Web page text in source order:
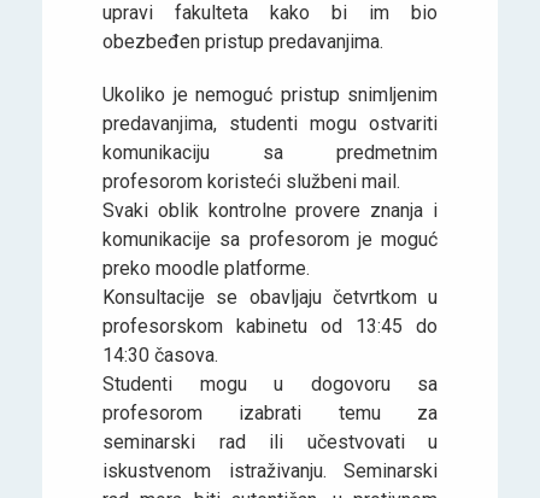
upravi fakulteta kako bi im bio
obezbeđen pristup predavanjima.
Ukoliko je nemoguć pristup snimljenim
predavanjima, studenti mogu ostvariti
komunikaciju sa predmetnim
profesorom koristeći službeni mail.
Svaki oblik kontrolne provere znanja i
komunikacije sa profesorom je moguć
preko moodle platforme.
Konsultacije se obavljaju četvrtkom u
profesorskom kabinetu od 13:45 do
14:30 časova.
Studenti mogu u dogovoru sa
profesorom izabrati temu za
seminarski rad ili učestvovati u
iskustvenom istraživanju. Seminarski